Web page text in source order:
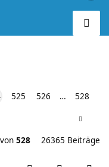
525 526 … 528
von 528 26365 Beiträge